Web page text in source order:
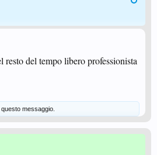
resto del tempo libero professionista
messaggio.